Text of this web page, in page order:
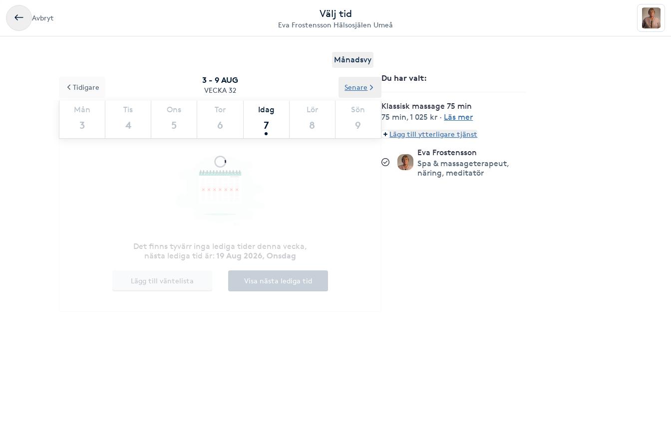
Avbryt Välj tid
Eva Frostensson Hälsosjälen Umeå
Månadsvy
3 - 9 AUG
VECKA 32
Mån
3
Tis
4
Ons
5
Tor
6
Idag
7
Lör
8
Sön
9
Tidigare Senare
Det finns tyvärr inga lediga tider denna vecka,
nästa lediga tid är: 19 Aug 2026, Onsdag
Lägg till väntelista Visa nästa lediga tid
Du har valt:
Klassisk massage 75 min
75 min,1 025 kr · Läs mer
Lägg till ytterligare tjänst
Eva Frostensson
Spa & massageterapeut,
näring, meditatör